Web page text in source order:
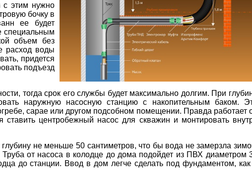
с этим нужно
бочку в
ее будет
специальным
объем без
расход воды
придется
подъезд
тогда срок его службы будет максимально долгим. При
наружную насосную станцию с накопительным баком.
сарае или другом подсобном помещении. Правда работает
ставить центробежный насос для скважин и монтировать
не меньше 50 сантиметров, что бы вода не замерзла
от насоса в колодце до дома подойдет из ПВХ диаметром
до станции. Ввод в дом легче сделать под фундаментом,